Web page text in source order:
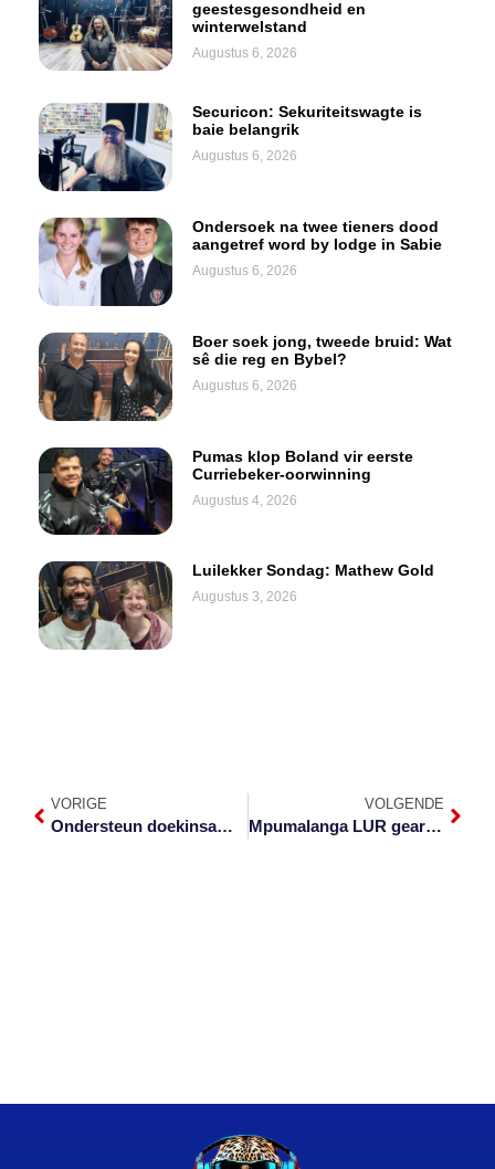
geestesgesondheid en
winterwelstand
Augustus 6, 2026
Securicon: Sekuriteitswagte is
baie belangrik
Augustus 6, 2026
Ondersoek na twee tieners dood
aangetref word by lodge in Sabie
Augustus 6, 2026
Boer soek jong, tweede bruid: Wat
sê die reg en Bybel?
Augustus 6, 2026
Pumas klop Boland vir eerste
Curriebeker-oorwinning
Augustus 4, 2026
Luilekker Sondag: Mathew Gold
Augustus 3, 2026
VORIGE
Ondersteun doekinsameling vir kinders met gestremdhede
VOLGENDE
Mpumalanga LUR gearresteer vir moord en poging tot moord